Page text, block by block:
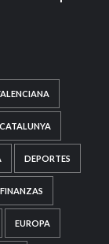
CATALUNYA
DEPORTES
EUROPA